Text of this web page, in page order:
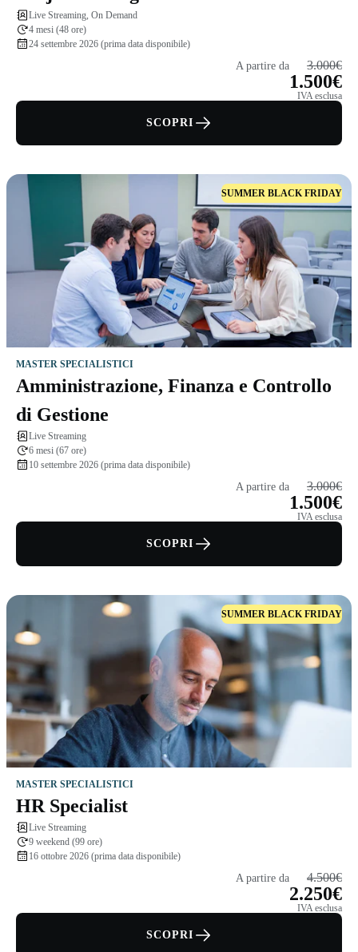
Live Streaming, On Demand
4 mesi (48 ore)
24 settembre 2026 (prima data disponibile)
A partire da 3.000€
1.500€
IVA esclusa
SCOPRI
SUMMER BLACK FRIDAY
MASTER SPECIALISTICI
Amministrazione, Finanza e Controllo
di Gestione
Live Streaming
6 mesi (67 ore)
10 settembre 2026 (prima data disponibile)
A partire da 3.000€
1.500€
IVA esclusa
SCOPRI
SUMMER BLACK FRIDAY
MASTER SPECIALISTICI
HR Specialist
Live Streaming
9 weekend (99 ore)
16 ottobre 2026 (prima data disponibile)
A partire da 4.500€
2.250€
IVA esclusa
SCOPRI